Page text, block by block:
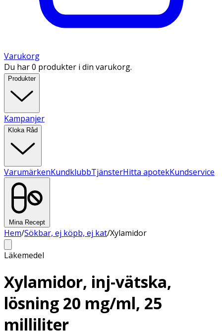
Varukorg
Du har 0 produkter i din varukorg.
Produkter
Kampanjer
Kloka Råd
VarumärkenKundklubbTjänsterHitta apotekKundservice
Mina Recept
Hem/Sökbar, ej köpb, ej kat/Xylamidor
Läkemedel
Xylamidor, inj-vätska,
lösning 20 mg/ml, 25
milliliter